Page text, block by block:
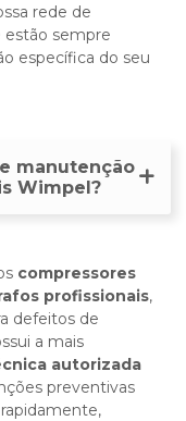
rede de
estão sempre
específica do seu
manutenção
Wimpel?
compressores
profissionais,
defeitos de
a mais
autorizada
preventivas